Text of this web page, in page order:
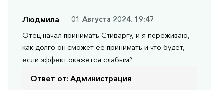
Людмила
01 Августа 2024, 19:47
Отец начал принимать Стиваргу, и я переживаю,
как долго он сможет ее принимать и что будет,
если эффект окажется слабым?
Ответ от: Администрация